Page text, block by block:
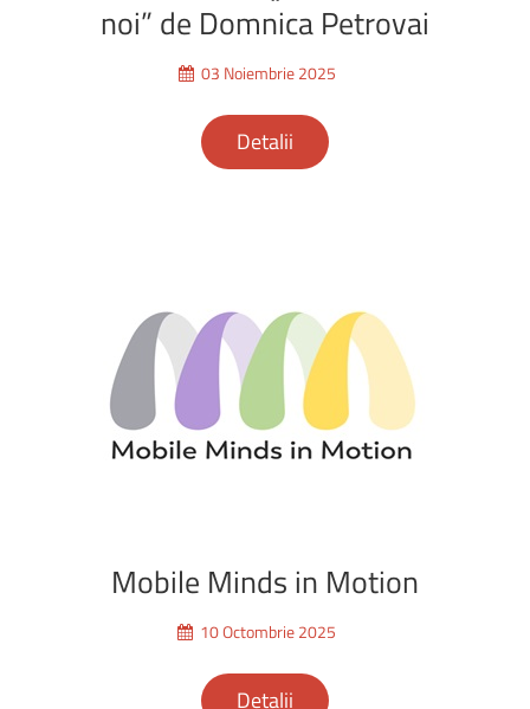
noi” de Domnica Petrovai
03 Noiembrie 2025
Detalii
Mobile Minds in Motion
10 Octombrie 2025
Detalii